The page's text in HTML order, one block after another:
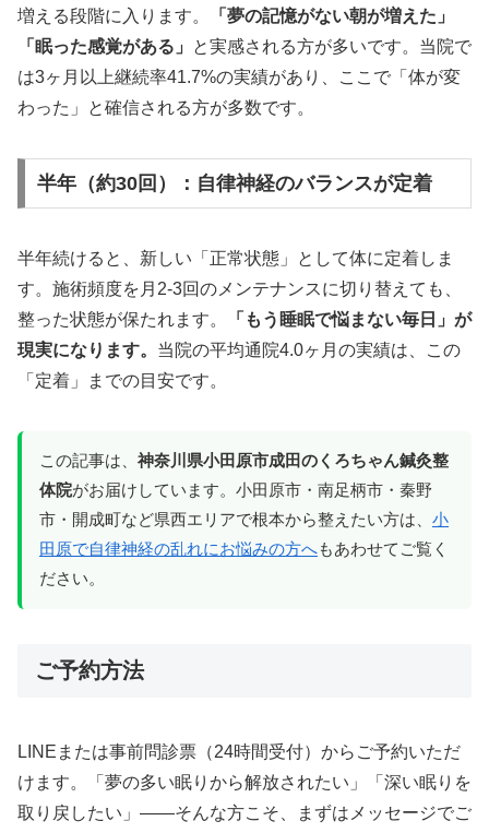
増える段階に入ります。
「夢の記憶がない朝が増えた」
「眠った感覚がある」
と実感される方が多いです。当院で
は3ヶ月以上継続率41.7%の実績があり、ここで「体が変
わった」と確信される方が多数です。
半年（約30回）：自律神経のバランスが定着
半年続けると、新しい「正常状態」として体に定着しま
す。施術頻度を月2-3回のメンテナンスに切り替えても、
整った状態が保たれます。
「もう睡眠で悩まない毎日」が
現実になります。 当院の平均通院4.0ヶ月の実績は、この
「定着」までの目安です。
この記事は、 神奈川県小田原市成田のくろちゃん鍼灸整
体院がお届けしています。小田原市・南足柄市・秦野
市・開成町など県西エリアで根本から整えたい方は、 小
田原で自律神経の乱れにお悩みの方へもあわせてご覧く
ださい。
ご予約方法
LINEまたは事前問診票（24時間受付）からご予約いただ
けます。「夢の多い眠りから解放されたい」「深い眠りを
取り戻したい」——そんな方こそ、まずはメッセージでご